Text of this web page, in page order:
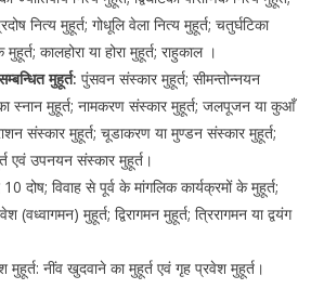
नित्य मुहूर्त; गोधूलि वेला नित्य मुहूर्त; चतुर्घटिका
मुहूर्त; कालहोरा या होरा मुहूर्त; राहुकाल ।
मुहूर्त: पुंसवन संस्कार मुहूर्त; सीमन्तोन्नयन
स्नान मुहूर्त; नामकरण संस्कार मुहूर्त; जलपूजन या कुआँ
संस्कार मुहूर्त; चूडाकरण या मुण्डन संस्कार मुहूर्त;
एवं उपनयन संस्कार मुहूर्त।
10 दोष; विवाह से पूर्व के मांगलिक कार्यक्रमों के मुहूर्त;
(वध्वागमन) मुहूर्त; द्विरागमन मुहूर्त; त्रिरागमन या द्वयंग
मुहूर्त: नींव खुदवाने का मुहूर्त एवं गृह प्रवेश मुहूर्त।